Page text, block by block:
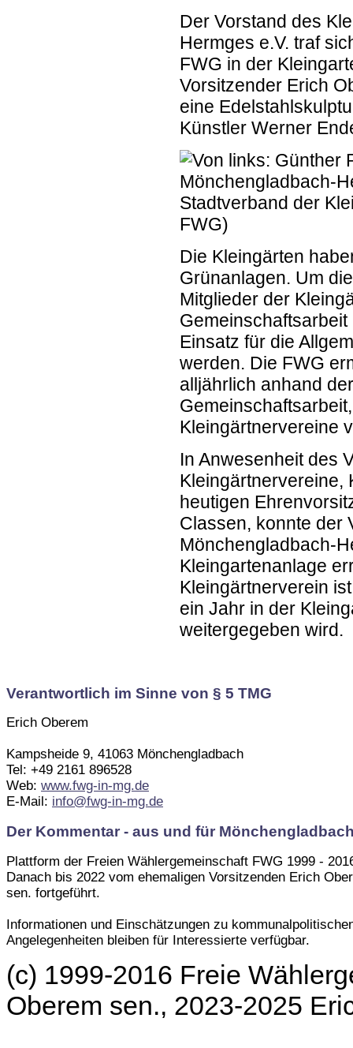
Der Vorstand des
Hermges e.V. traf
FWG in der
Vorsitzender Erich
eine
Künstler Werner
Die Kleingärten
Grünanlagen. Um
Mitglieder der
Einsatz für die
werden. Die FWG
alljährlich anhand
Kleingärtnervereine
In Anwesenheit des
Kleingärtnervereine,
heutigen
Classen, konnte der
Mönchengladbach-
Kleingartenanlage
Kleingärtnerverein
ein Jahr in der
weitergegeben wird.
Verantwortlich im Sinne von § 5 TMG
Erich Oberem
Kampsheide 9, 41063 Mönchengladbach
Tel: +49 2161 896528
Web: www.fwg-in-mg.de
E-Mail: info@fwg-in-mg.de
Der Kommentar - aus und für
Plattform der Freien Wählergemeinschaft FWG 1999 -
Danach bis 2022 vom ehemaligen Vorsitzenden Erich
sen. fortgeführt.
Informationen und Einschätzungen zu
Angelegenheiten bleiben für Interessierte verfügbar.
(c) 1999-2016 Freie
Oberem sen., 2023-2025